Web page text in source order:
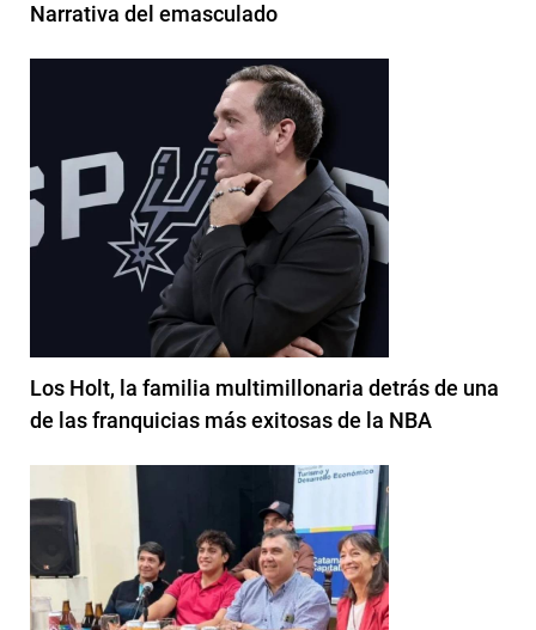
Narrativa del emasculado
Los Holt, la familia multimillonaria detrás de una
de las franquicias más exitosas de la NBA